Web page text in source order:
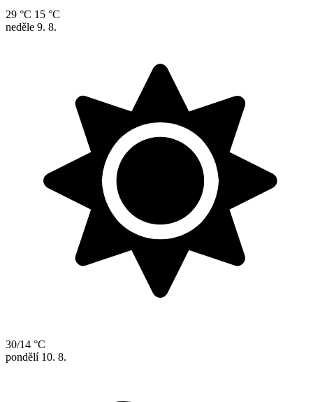
29 °C 15 °C
neděle 9. 8.
30/14 °C
pondělí 10. 8.